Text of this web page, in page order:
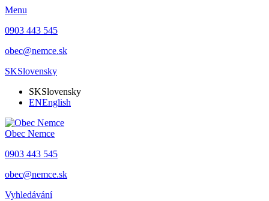
Menu
0903 443 545
obec@nemce.sk
SKSlovensky
SKSlovensky
ENEnglish
Obec Nemce
0903 443 545
obec@nemce.sk
Vyhledávání